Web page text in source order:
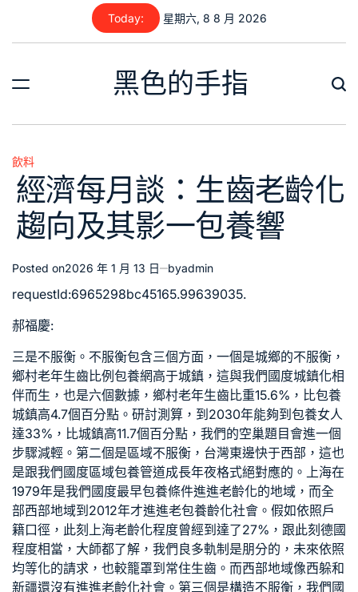
content
Today: 星期六, 8 8 月 2026
黑色的手指
Posted
in
飲料
經濟每月談：生齒老齡化
趨向及其影一包養響
Posted on2026 年 1 月 13 日 byadmin
requestId:6965298bc45165.99639035.
郝福慶:
三是不服衡。不服衡包含三個方面，一個是城鄉的不服衡，
鄉村老年生齒比例 包養網高于城鎮，這與我們國度城鎮化相
伴而生，也是六個數據，鄉村老年生齒比重15.6%，比包養
城鎮高4.7個百分點。研討測算，到2030年能夠到 包養女人
達33%，比城鎮高11.7個百分點，我們的空巢題目會進一個
步驟減輕。第二個是區域不服衡，台灣東邊快于西部，這也
是跟我們國度區域包養管道成長年夜格式絕對應的。上海在
1979年是我們國度最早包養條件進進老齡化的地域，而全
部西部地域到2012年才進進老包養齡化社會。假如依照戶
籍口徑，此刻上海老齡化程度曾經到達了27%，跟此刻德國
程度相當，大師都了解，我們良多軌制是朋分的，未來依照
均等化的請求，也較籠罩到常住生齒。而西部地域像西躲和
新疆還沒有進進老齡化社會。第三個是構造不服衡，我們國